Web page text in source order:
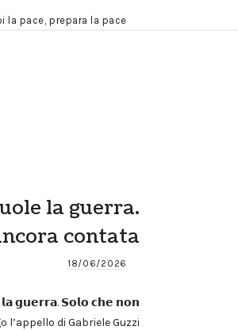
la pace, prepara la pace
la guerra.
contata
18/06/2026
𝗴𝘂𝗲𝗿𝗿𝗮. 𝗦𝗼𝗹𝗼 𝗰𝗵𝗲 𝗻𝗼𝗻
di Gabriele Guzzi